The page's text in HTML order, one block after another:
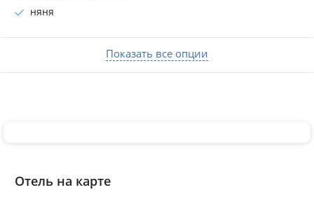
няня
Показать все опции
Отель на карте